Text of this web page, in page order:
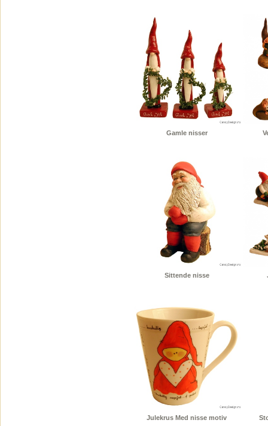
Gamle nisser
Sittende nisse
Julekrus Med nisse motiv